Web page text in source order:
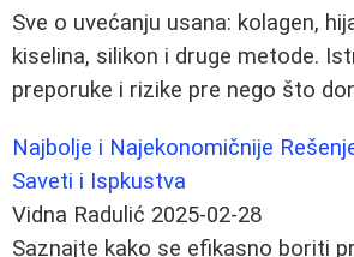
Sve o uvećanju usana: kolagen,
kiselina, silikon i druge metode.
preporuke i rizike pre nego što
Najbolje i Najekonomičnije
Saveti i Ispkustva
Vidna Radulić 2025-02-28
Saznajte kako se efikasno boriti